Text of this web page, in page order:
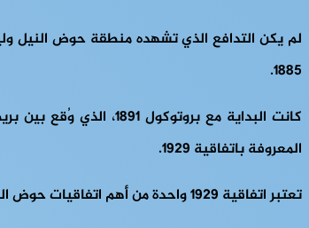
لم يكن التدافع الذي تشهده منطقة حوض النيل وليد
1885.
كانت البداية مع
المعروفة باتفاقية 1929.
تعتبر اتفاقية 1929 واحدة من أهم اتفاقيات حوض النيل، وقد منحت مصر ضمان حصة معينة من المياه واصطلح عليه بالحق المكتسب أو “الحق التاريخي”.